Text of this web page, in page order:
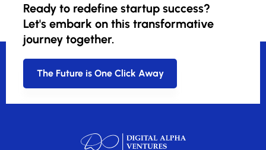
Ready to redefine startup success?
Let's embark on this transformative
journey together.
The Future is One Click Away